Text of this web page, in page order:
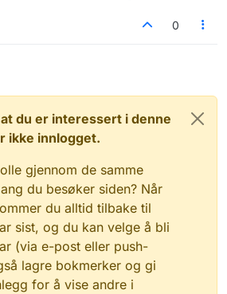
0
du er interessert i denne
ikke innlogget.
gjennom de samme
du besøker siden? Når
du alltid tilbake til
sist, og du kan velge å bli
(via e-post eller push-
lagre bokmerker og gi
for å vise andre i